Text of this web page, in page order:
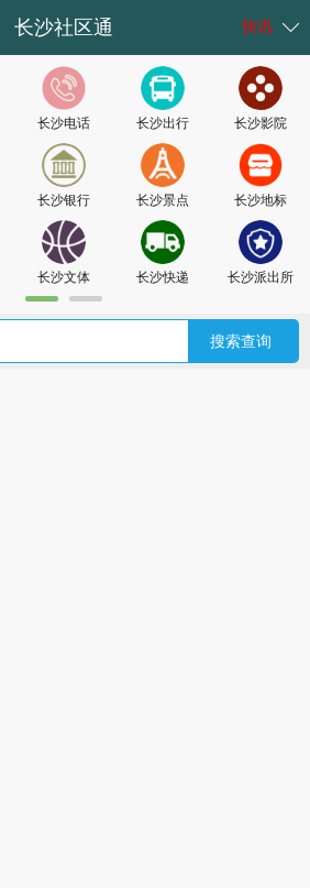
长沙社区通 快讯
长沙电话 长沙出行 长沙影院
长沙银行 长沙景点 长沙地标
长沙文体 长沙快递 长沙派出所